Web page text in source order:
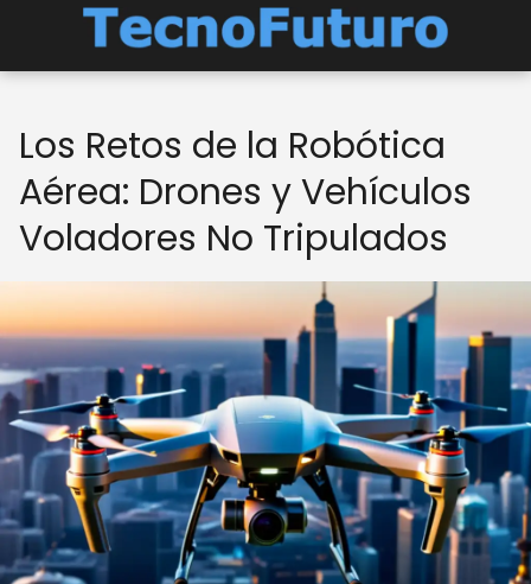
Los Retos de la Robótica
Aérea: Drones y Vehículos
Voladores No Tripulados